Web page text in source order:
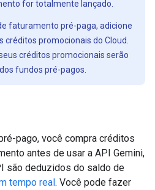
for totalmente lançado.
faturamento pré-paga, adicione
créditos promocionais do Cloud.
créditos promocionais serão
fundos pré-pagos.
pago, você compra créditos
antes de usar a API Gemini,
são deduzidos do saldo de
tempo real. Você pode fazer